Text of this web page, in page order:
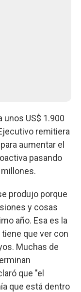
unos US$ 1.900
remitiera
aumentar el
pasando
produjo porque
y cosas
año. Esa es la
que ver con
Muchas de
que "el
que está dentro